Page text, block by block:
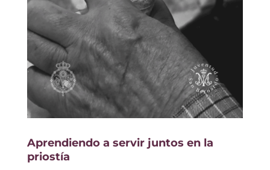
Aprendiendo a servir juntos en la
priostía